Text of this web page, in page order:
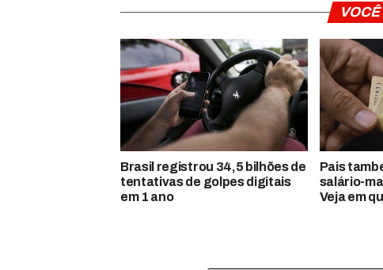
Brasil registrou 34,5 bilhões de
tentativas de golpes digitais
em 1 ano
Pais
salário-
Veja em